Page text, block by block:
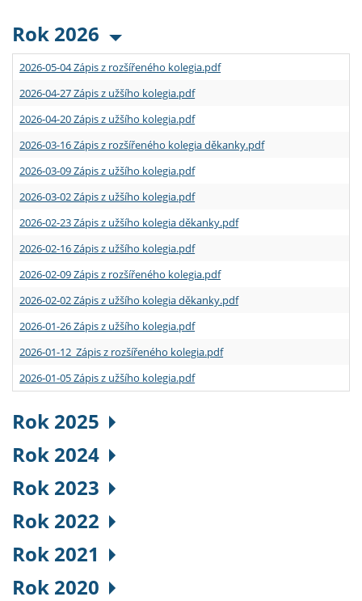
Rok 2026
2026-05-04 Zápis z rozšířeného kolegia.pdf
2026-04-27 Zápis z užšího kolegia.pdf
2026-04-20 Zápis z užšího kolegia.pdf
2026-03-16 Zápis z rozšířeného kolegia děkanky.pdf
2026-03-09 Zápis z užšího kolegia.pdf
2026-03-02 Zápis z užšího kolegia.pdf
2026-02-23 Zápis z užšího kolegia děkanky.pdf
2026-02-16 Zápis z užšího kolegia.pdf
2026-02-09 Zápis z rozšířeného kolegia.pdf
2026-02-02 Zápis z užšího kolegia děkanky.pdf
2026-01-26 Zápis z užšího kolegia.pdf
2026-01-12 Zápis z rozšířeného kolegia.pdf
2026-01-05 Zápis z užšího kolegia.pdf
Rok 2025
Rok 2024
Rok 2023
Rok 2022
Rok 2021
Rok 2020